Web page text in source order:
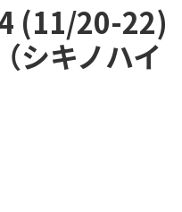
(11/20-22)
シキノハイ